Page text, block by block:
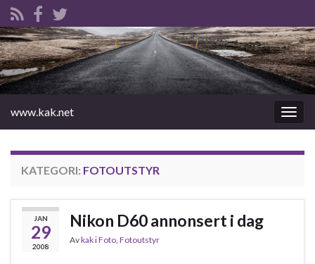
Slåu
av/på
www.kak.net
KATEGORI: FOTOUTSTYR
JAN
29
2008
Nikon D60 annonsert i dag
AvkakiFoto Fotoutstyr